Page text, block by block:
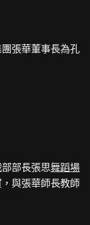
張華董事長為孔
部長張思舞蹈場
與張華師長教師